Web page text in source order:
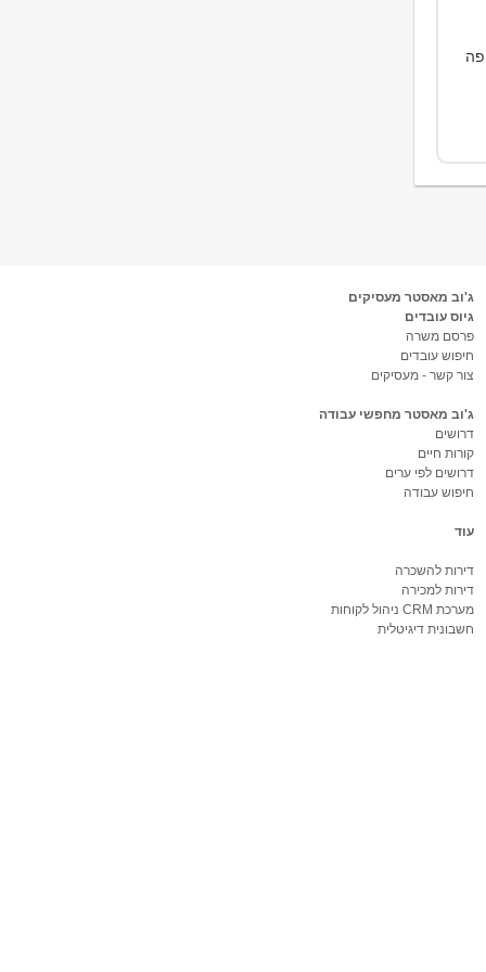
ג'וב מאסטר מעסיקים
גיוס עובדים
פרסם משרה
חיפוש עובדים
צור קשר - מעסיקים
ג'וב מאסטר מחפשי עבודה
דרושים
קורות חיים
דרושים לפי ערים
חיפוש עבודה
עוד
דירות להשכרה
דירות למכירה
מערכת CRM ניהול לקוחות
חשבונית דיגיטלית